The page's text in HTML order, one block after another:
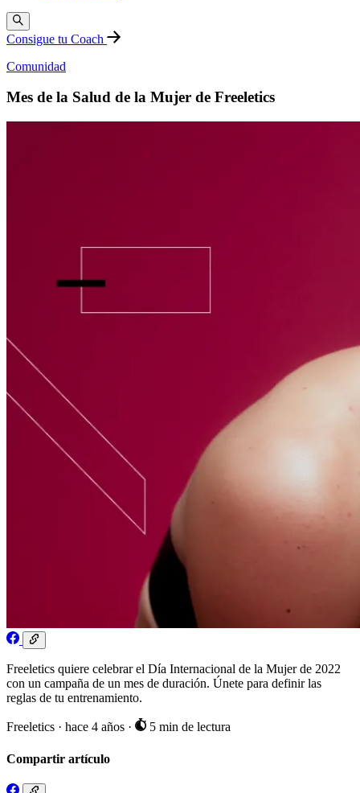
Consigue tu Coach
Comunidad
Mes de la Salud de la Mujer de Freeletics
Freeletics quiere celebrar el Día Internacional de la Mujer de 2022
con un campaña de un mes de duración. Únete para definir las
reglas de tu entrenamiento.
Freeletics · hace 4 años · 5 min de lectura
Compartir artículo